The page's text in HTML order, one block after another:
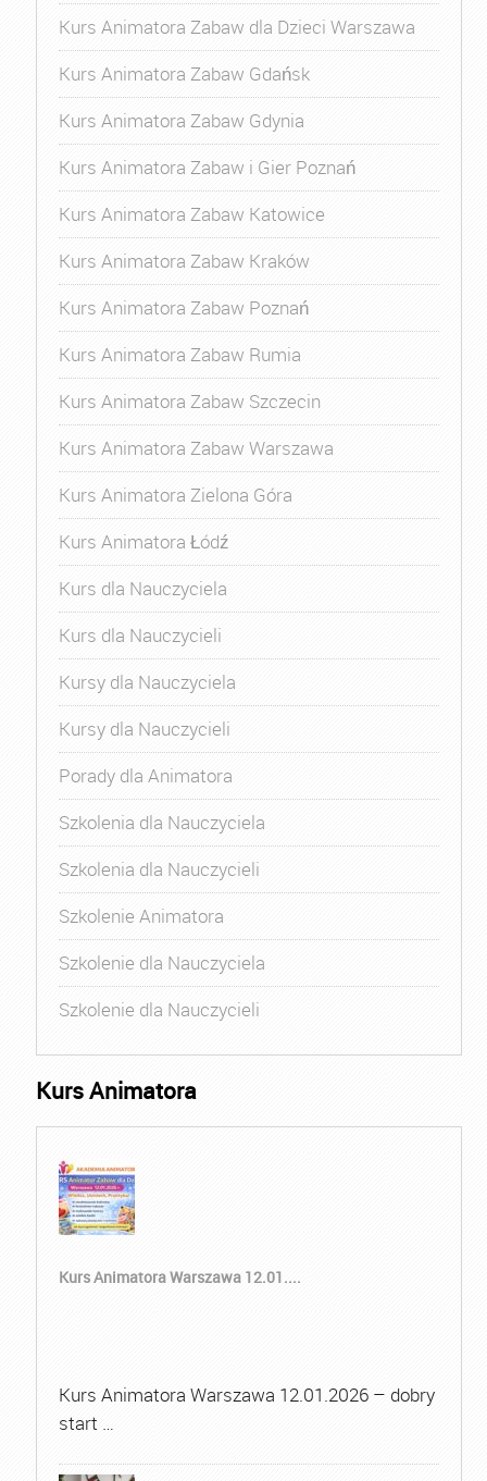
Kurs Animatora Zabaw dla Dzieci Warszawa
Kurs Animatora Zabaw Gdańsk
Kurs Animatora Zabaw Gdynia
Kurs Animatora Zabaw i Gier Poznań
Kurs Animatora Zabaw Katowice
Kurs Animatora Zabaw Kraków
Kurs Animatora Zabaw Poznań
Kurs Animatora Zabaw Rumia
Kurs Animatora Zabaw Szczecin
Kurs Animatora Zabaw Warszawa
Kurs Animatora Zielona Góra
Kurs Animatora Łódź
Kurs dla Nauczyciela
Kurs dla Nauczycieli
Kursy dla Nauczyciela
Kursy dla Nauczycieli
Porady dla Animatora
Szkolenia dla Nauczyciela
Szkolenia dla Nauczycieli
Szkolenie Animatora
Szkolenie dla Nauczyciela
Szkolenie dla Nauczycieli
Kurs Animatora
Kurs Animatora Warszawa 12.01....
Kurs Animatora Warszawa 12.01.2026 – dobry
start …